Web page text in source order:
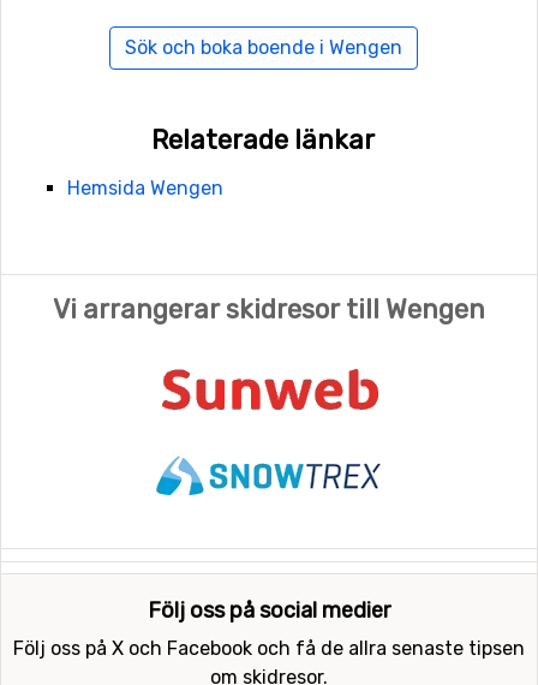
Sök och boka boende i Wengen
Relaterade länkar
Hemsida Wengen
Vi arrangerar skidresor till Wengen
Följ oss på social medier
Följ oss på X och Facebook och få de allra senaste tipsen
om skidresor.